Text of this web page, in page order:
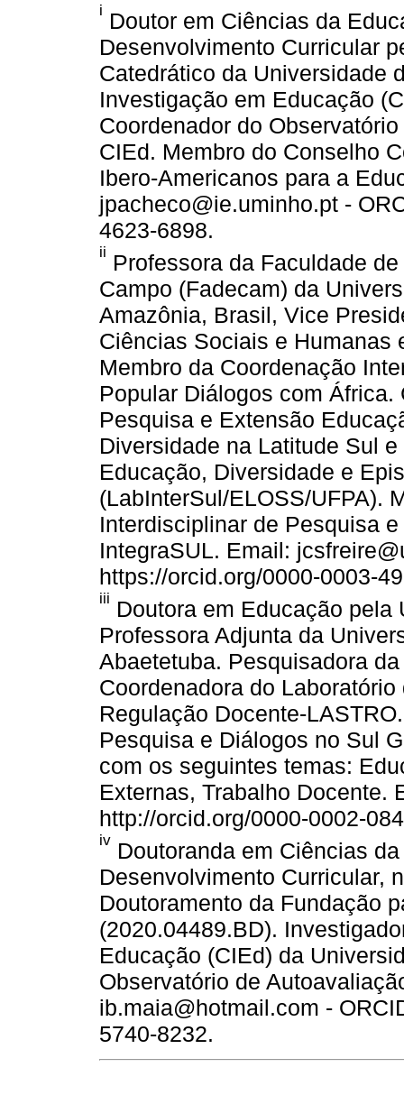
i Doutor em Ciências da
Desenvolvimento Curricular
Catedrático da Universidade
Investigação em Educação
Coordenador do
CIEd. Membro do Conselho
Ibero-Americanos para a
jpacheco@ie.uminho.pt -
4623-6898.
ii Professora da Faculdade
Campo (Fadecam) da
Amazônia, Brasil, Vice
Ciências Sociais e Humanas
Membro da Coordenação
Popular Diálogos com
Pesquisa e Extensão
Diversidade na Latitude Sul
Educação, Diversidade e
(LabInterSul/ELOSS/UFPA).
Interdisciplinar de Pesquisa
IntegraSUL. Email:
https://orcid.org/0000-0003-
iii Doutora em Educação
Professora Adjunta da
Abaetetuba. Pesquisadora
Coordenadora do
Regulação Docente-
Pesquisa e Diálogos no Sul
com os seguintes temas:
Externas, Trabalho Docente.
http://orcid.org/0000-0002-
iv Doutoranda em Ciências
Desenvolvimento Curricular,
Doutoramento da Fundação
(2020.04489.BD).
Educação (CIEd) da
Observatório de
ib.maia@hotmail.com -
5740-8232.